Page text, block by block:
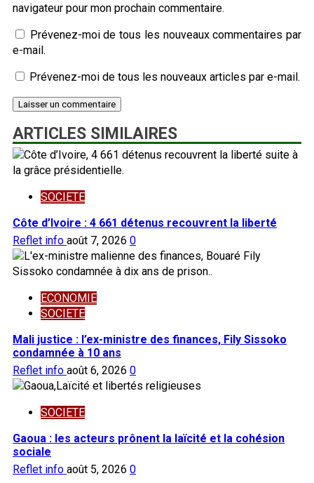
navigateur pour mon prochain commentaire.
Prévenez-moi de tous les nouveaux commentaires par
e-mail.
Prévenez-moi de tous les nouveaux articles par e-mail.
ARTICLES SIMILAIRES
SOCIETE
Côte d’Ivoire : 4 661 détenus recouvrent la liberté
Reflet info août 7, 2026 0
ECONOMIE
SOCIETE
Mali justice : l’ex-ministre des finances, Fily Sissoko
condamnée à 10 ans
Reflet info août 6, 2026 0
SOCIETE
Gaoua : les acteurs prônent la laïcité et la cohésion
sociale
Reflet info août 5, 2026 0